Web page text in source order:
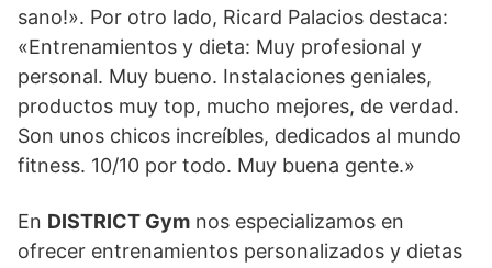
sano!». Por otro lado, Ricard Palacios destaca:
«Entrenamientos y dieta: Muy profesional y
personal. Muy bueno. Instalaciones geniales,
productos muy top, mucho mejores, de verdad.
Son unos chicos increíbles, dedicados al mundo
fitness. 10/10 por todo. Muy buena gente.»
En DISTRICT Gym nos especializamos en
ofrecer entrenamientos personalizados y dietas